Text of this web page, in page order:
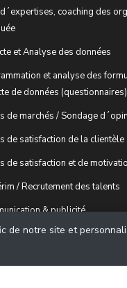
coaching des
et Analyse des données
et analyse des
de données (questionnaires)
de marchés / Sondage
de satisfaction de la clientèle
de satisfaction et de
/ Recrutement des talents
& publicité
notre site et